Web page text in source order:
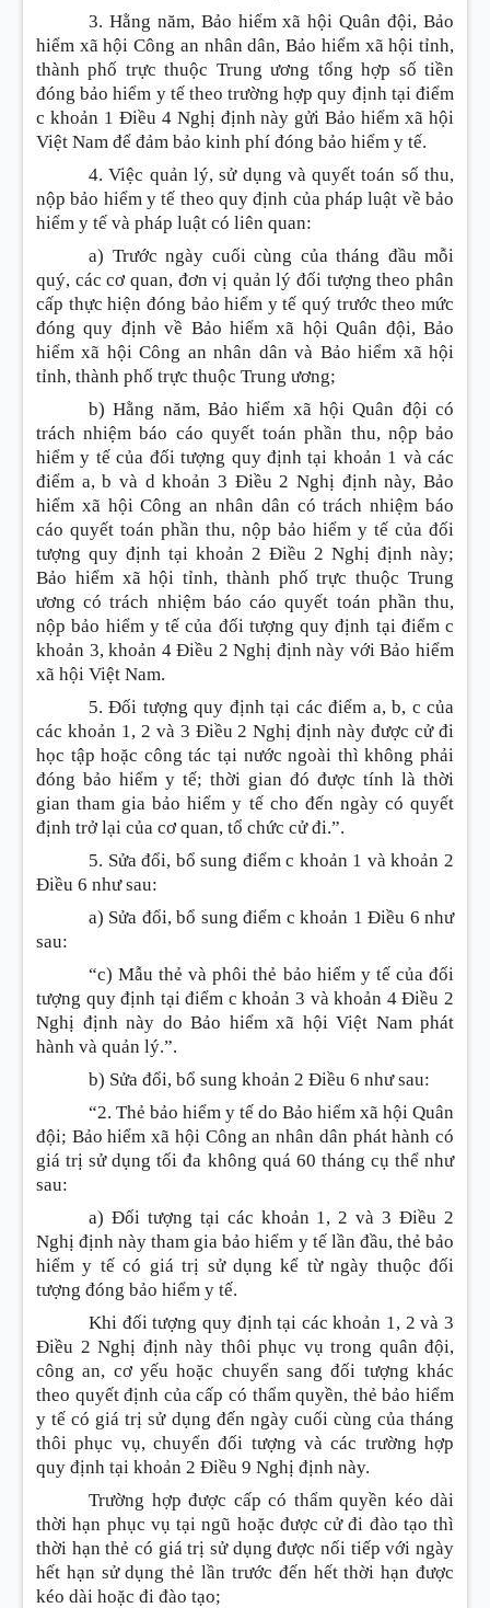
3. Hằng năm, Bảo hiểm xã hội Quân đội, Bảo
hiểm xã hội Công an nhân dân, Bảo hiểm xã hội tỉnh,
thành phố trực thuộc Trung ương tổng hợp số tiền
đóng bảo hiểm y tế theo trường hợp quy định tại điểm
c khoản 1 Điều 4 Nghị định này gửi Bảo hiểm xã hội
Việt Nam để đảm bảo kinh phí đóng bảo hiểm y tế.
4. Việc quản lý, sử dụng và quyết toán số thu,
nộp bảo hiểm y tế theo quy định của pháp luật về bảo
hiểm y tế và pháp luật có liên quan:
a) Trước ngày cuối cùng của tháng đầu mỗi
quý, các cơ quan, đơn vị quản lý đối tượng theo phân
cấp thực hiện đóng bảo hiểm y tế quý trước theo mức
đóng quy định về Bảo hiểm xã hội Quân đội, Bảo
hiểm xã hội Công an nhân dân và Bảo hiểm xã hội
tỉnh, thành phố trực thuộc Trung ương;
b) Hằng năm, Bảo hiểm xã hội Quân đội có
trách nhiệm báo cáo quyết toán phần thu, nộp bảo
hiểm y tế của đối tượng quy định tại khoản 1 và các
điểm a, b và d khoản 3 Điều 2 Nghị định này, Bảo
hiểm xã hội Công an nhân dân có trách nhiệm báo
cáo quyết toán phần thu, nộp bảo hiểm y tế của đối
tượng quy định tại khoản 2 Điều 2 Nghị định này;
Bảo hiểm xã hội tỉnh, thành phố trực thuộc Trung
ương có trách nhiệm báo cáo quyết toán phần thu,
nộp bảo hiểm y tế của đối tượng quy định tại điểm c
khoản 3, khoản 4 Điều 2 Nghị định này với Bảo hiểm
xã hội Việt Nam.
5. Đối tượng quy định tại các điểm a, b, c của
các khoản 1, 2 và 3 Điều 2 Nghị định này được cử đi
học tập hoặc công tác tại nước ngoài thì không phải
đóng bảo hiểm y tế; thời gian đó được tính là thời
gian tham gia bảo hiểm y tế cho đến ngày có quyết
định trở lại của cơ quan, tổ chức cử đi.”.
5. Sửa đổi, bổ sung điểm c khoản 1 và khoản 2
Điều 6 như sau:
a) Sửa đổi, bổ sung điểm c khoản 1 Điều 6 như
sau:
“c) Mẫu thẻ và phôi thẻ bảo hiểm y tế của đối
tượng quy định tại điểm c khoản 3 và khoản 4 Điều 2
Nghị định này do Bảo hiểm xã hội Việt Nam phát
hành và quản lý.”.
b) Sửa đổi, bổ sung khoản 2 Điều 6 như sau:
“2. Thẻ bảo hiểm y tế do Bảo hiểm xã hội Quân
đội; Bảo hiểm xã hội Công an nhân dân phát hành có
giá trị sử dụng tối đa không quá 60 tháng cụ thể như
sau:
a) Đối tượng tại các khoản 1, 2 và 3 Điều 2
Nghị định này tham gia bảo hiểm y tế lần đầu, thẻ bảo
hiểm y tế có giá trị sử dụng kể từ ngày thuộc đối
tượng đóng bảo hiểm y tế.
Khi đối tượng quy định tại các khoản 1, 2 và 3
Điều 2 Nghị định này thôi phục vụ trong quân đội,
công an, cơ yếu hoặc chuyển sang đối tượng khác
theo quyết định của cấp có thẩm quyền, thẻ bảo hiểm
y tế có giá trị sử dụng đến ngày cuối cùng của tháng
thôi phục vụ, chuyển đối tượng và các trường hợp
quy định tại khoản 2 Điều 9 Nghị định này.
Trường hợp được cấp có thẩm quyền kéo dài
thời hạn phục vụ tại ngũ hoặc được cử đi đào tạo thì
thời hạn thẻ có giá trị sử dụng được nối tiếp với ngày
hết hạn sử dụng thẻ lần trước đến hết thời hạn được
kéo dài hoặc đi đào tạo;